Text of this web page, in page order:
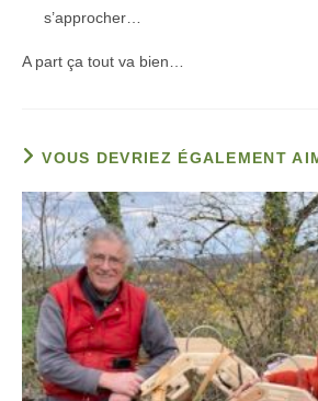
s’approcher…
A part ça tout va bien…
VOUS DEVRIEZ ÉGALEMENT